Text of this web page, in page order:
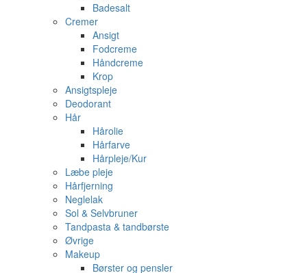
Badesalt
Cremer
Ansigt
Fodcreme
Håndcreme
Krop
Ansigtspleje
Deodorant
Hår
Hårolie
Hårfarve
Hårpleje/Kur
Læbe pleje
Hårfjerning
Neglelak
Sol & Selvbruner
Tandpasta & tandbørste
Øvrige
Makeup
Børster og pensler